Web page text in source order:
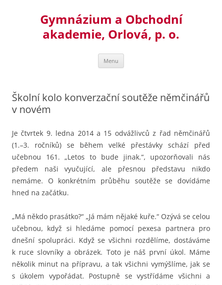
Gymnázium a Obchodní
akademie, Orlová, p. o.
Menu
Školní kolo konverzační soutěže němčinářů
v novém
Je čtvrtek 9. ledna 2014 a 15 odvážlivců z řad němčinářů
(1.–3. ročníků) se během velké přestávky schází před
učebnou 161. „Letos to bude jinak.“, upozorňovali nás
předem naši vyučující, ale přesnou představu nikdo
nemáme. O konkrétním průběhu soutěže se dovídáme
hned na začátku.
„Má někdo prasátko?“ „Já mám nějaké kuře.“ Ozývá se celou
učebnou, když si hledáme pomocí pexesa partnera pro
dnešní spolupráci. Když se všichni rozdělíme, dostáváme
k ruce slovníky a obrázek. Toto je náš první úkol. Máme
několik minut na přípravu, a tak všichni vymýšlíme, jak se
s úkolem vypořádat. Postupně se vystřídáme všichni a